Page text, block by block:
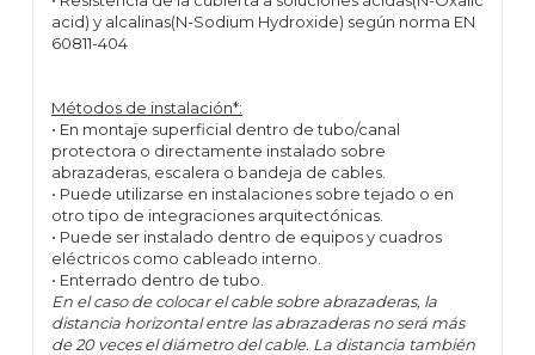
acid) y alcalinas(N-Sodium Hydroxide) según norma EN
60811-404
Métodos de instalación*:
• En montaje superficial dentro de tubo/canal
protectora o directamente instalado sobre
abrazaderas, escalera o bandeja de cables.
• Puede utilizarse en instalaciones sobre tejado o en
otro tipo de integraciones arquitectónicas.
• Puede ser instalado dentro de equipos y cuadros
eléctricos como cableado interno.
• Enterrado dentro de tubo.
En el caso de colocar el cable sobre abrazaderas, la
distancia horizontal entre las abrazaderas no será más
de 20 veces el diámetro del cable. La distancia también